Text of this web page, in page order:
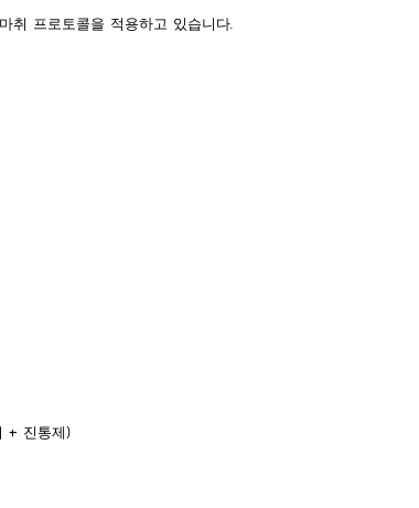
취 프로토콜을 적용하고 있습니다.
+ 진통제)